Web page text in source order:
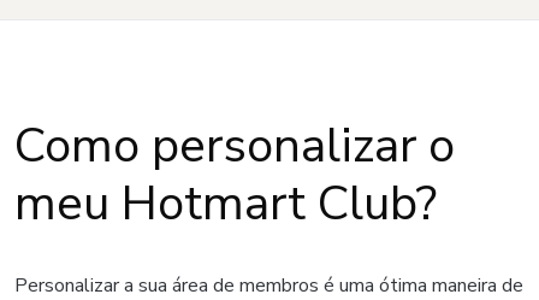
Como personalizar o
meu Hotmart Club?
Personalizar a sua área de membros é uma ótima maneira de